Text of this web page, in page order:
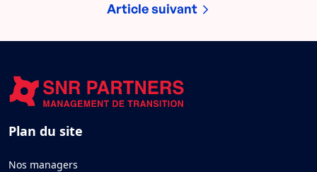
Article suivant
Plan du site
Nos managers